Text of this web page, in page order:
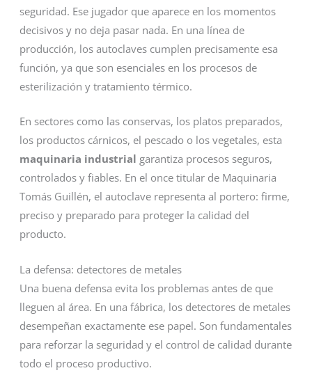
seguridad. Ese jugador que aparece en los momentos
decisivos y no deja pasar nada. En una línea de
producción, los autoclaves cumplen precisamente esa
función, ya que son esenciales en los procesos de
esterilización y tratamiento térmico.
En sectores como las conservas, los platos preparados,
los productos cárnicos, el pescado o los vegetales, esta
maquinaria industrial garantiza procesos seguros,
controlados y fiables. En el once titular de Maquinaria
Tomás Guillén, el autoclave representa al portero: firme,
preciso y preparado para proteger la calidad del
producto.
La defensa: detectores de metales
Una buena defensa evita los problemas antes de que
lleguen al área. En una fábrica, los detectores de metales
desempeñan exactamente ese papel. Son fundamentales
para reforzar la seguridad y el control de calidad durante
todo el proceso productivo.